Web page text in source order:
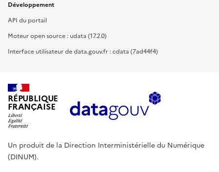
Développement
API du portail
Moteur open source : udata (17.2.0)
Interface utilisateur de data.gouv.fr : cdata (7ad44f4)
RÉPUBLIQUE
FRANÇAISE
Un produit de la Direction Interministérielle du Numérique
(DINUM).